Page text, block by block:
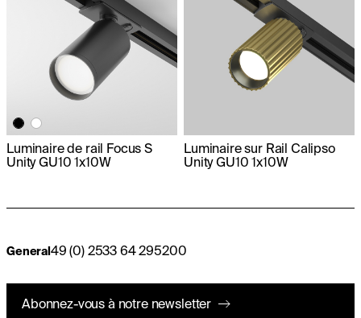
Luminaire de rail Focus S
Unity GU10 1x10W
Luminaire sur Rail Calipso
Unity GU10 1x10W
General49 (0) 2533 64 295200
Abonnez-vous à notre newsletter